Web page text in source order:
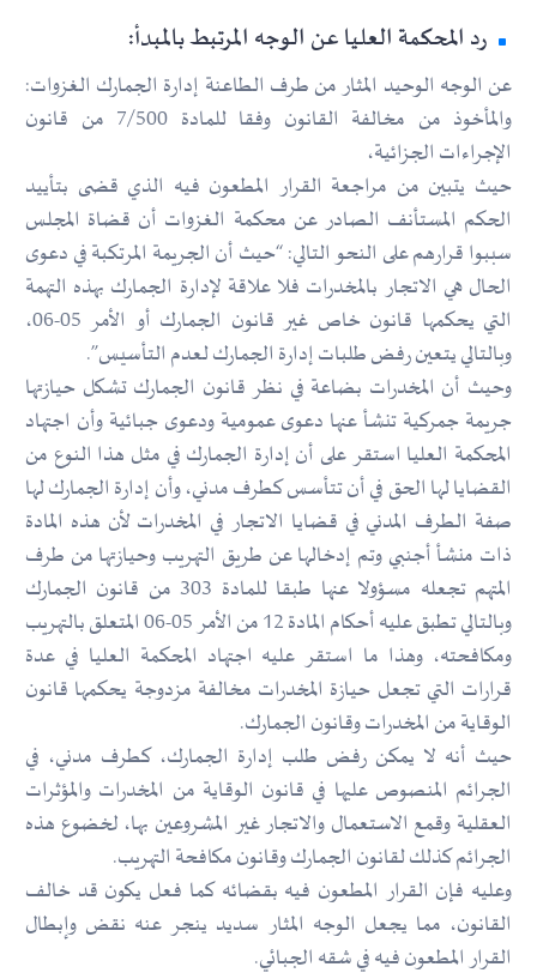
رد المحكمة العليا عن الوجه المرتبط بالمبدأ:
عن الوجه الوحيد المثار من طرف الطاعنة إدارة الجمارك الغزوات:
والمأخوذ من مخالفة القانون وفقا للمادة 7/500 من قانون
الإجراءات الجزائية،
حيث يتبين من مراجعة القرار المطعون فيه الذي قضى بتأييد
الحكم المستأنف الصادر عن محكمة الغزوات أن قضاة المجلس
سببوا قرارهم على النحو التالي: “حيث أن الجريمة المرتكبة في دعوى
الحال هي الاتجار بالمخدرات فلا علاقة لإدارة الجمارك بهذه التهمة
التي يحكمها قانون خاص غير قانون الجمارك أو الأمر 05-06،
وبالتالي يتعين رفض طلبات إدارة الجمارك لعدم التأسيس”.
وحيث أن المخدرات بضاعة في نظر قانون الجمارك تشكل حيازتها
جريمة جمركية تنشأ عنها دعوى عمومية ودعوى جبائية وأن اجتهاد
المحكمة العليا استقر على أن إدارة الجمارك في مثل هذا النوع من
القضايا لها الحق في أن تتأسس كطرف مدني، وأن إدارة الجمارك لها
صفة الطرف المدني في قضايا الاتجار في المخدرات لأن هذه المادة
ذات منشأ أجنبي وتم إدخالها عن طريق التهريب وحيازتها من طرف
المتهم تجعله مسؤولا عنها طبقا للمادة 303 من قانون الجمارك
وبالتالي تطبق عليه أحكام المادة 12 من الأمر 05-06 المتعلق بالتهريب
ومكافحته، وهذا ما استقر عليه اجتهاد المحكمة العليا في عدة
قرارات التي تجعل حيازة المخدرات مخالفة مزدوجة يحكمها قانون
الوقاية من المخدرات وقانون الجمارك.
حيث أنه لا يمكن رفض طلب إدارة الجمارك، كطرف مدني، في
الجرائم المنصوص عليها في قانون الوقاية من المخدرات والمؤثرات
العقلية وقمع الاستعمال والاتجار غير المشروعين بها، لخضوع هذه
الجرائم كذلك لقانون الجمارك وقانون مكافحة التهريب.
وعليه فإن القرار المطعون فيه بقضائه كما فعل يكون قد خالف
القانون، مما يجعل الوجه المثار سديد ينجر عنه نقض وإبطال
القرار المطعون فيه في شقه الجبائي.